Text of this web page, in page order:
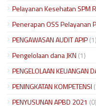
Pelayanan Kesehatan SPM
Penerapan OSS Pelayanan
PENGAWASAN AUDIT APIP(1)
Pengelolaan dana JKN (1)
PENGELOLAAN KEUANGAN
PENINGKATAN KOMPETENSI
PENYUSUNAN APBD 2021 (0)